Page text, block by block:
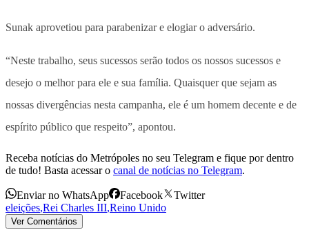
Sunak aprovetiou para parabenizar e elogiar o adversário.
“Neste trabalho, seus sucessos serão todos os nossos sucessos e
desejo o melhor para ele e sua família. Quaisquer que sejam as
nossas divergências nesta campanha, ele é um homem decente e de
espírito público que respeito”, apontou.
Receba notícias do Metrópoles no seu Telegram e fique por dentro
de tudo! Basta acessar o canal de notícias no Telegram.
Enviar no WhatsApp Facebook
Twitter
eleições,Rei Charles III,Reino Unido
Ver Comentários